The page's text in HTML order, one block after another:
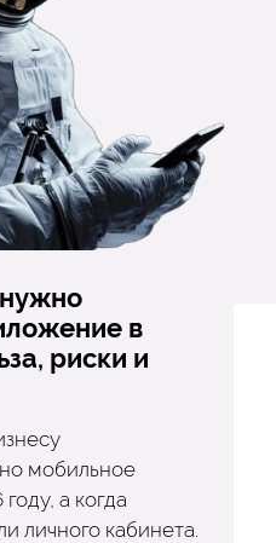
нужно
в
риски и
мобильное
а когда
личного кабинета.